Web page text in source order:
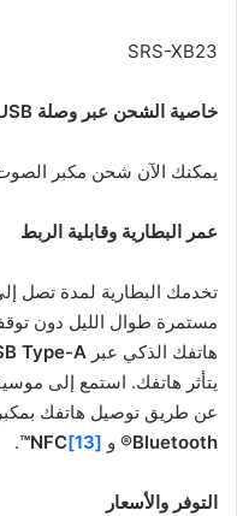
SRS-XB23
خاصية الشحن عبر وصلة
يمكنك الآن شحن مكبر الصوت
عمر البطارية وقابلية الربط
تخدمك البطارية لمدة تصل إلى 24
مستمرة طوال الليل دون
هاتفك الذكي عبر Type-A
يتأثر هاتفك. استمع إلى
عن طريق توصيل هاتفك
Bluetooth®
و [13]
NFC™
.
التوفر والأسعار